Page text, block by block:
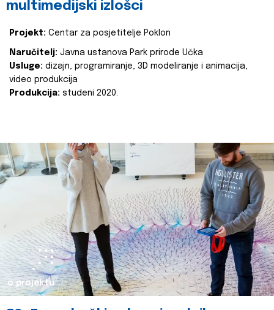
multimedijski izlošci
Projekt: Centar za posjetitelje Poklon
Naručitelj: Javna ustanova Park prirode Učka
Usluge: dizajn, programiranje, 3D modeliranje i animacija,
video produkcija
Produkcija: studeni 2020.
o projektu